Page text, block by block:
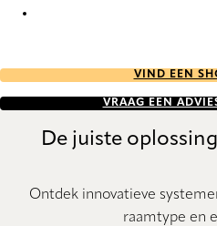
VIND EEN
VRAAG EEN
De juiste
Ontdek innovatieve
raamtype en